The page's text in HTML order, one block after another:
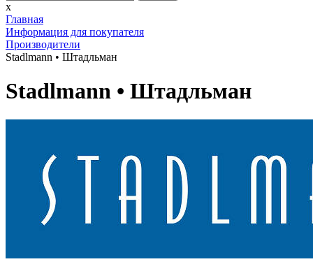
x
Главная
Информация для покупателя
Производители
Stadlmann • Штадльман
Stadlmann • Штадльман